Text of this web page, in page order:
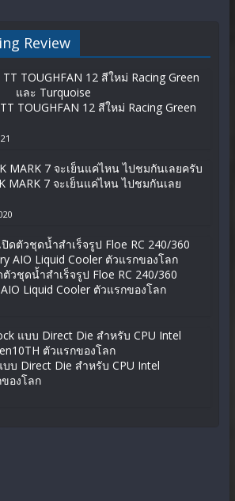
Review
TOUGHFAN 12 สีใหม่ Racing Green
MARK 7 จะเย็นแค่ไหน ไปชมกันเลย
วชุดน้ำสำเร็จรูป Floe RC 240/360
Liquid Cooler ตัวแรกของโลก
บบ Direct Die สำหรับ CPU Intel
องโลก